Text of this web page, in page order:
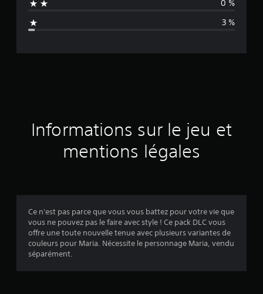
n
d
a
s
:
.
0 %
3 %
Informations sur le jeu et
mentions légales
Ce n'est pas parce que vous vous battez pour votre vie que
vous ne pouvez pas le faire avec style ! Ce pack DLC vous
offre une toute nouvelle tenue avec plusieurs variantes de
couleurs pour Maria. Nécessite le personnage Maria, vendu
séparément.